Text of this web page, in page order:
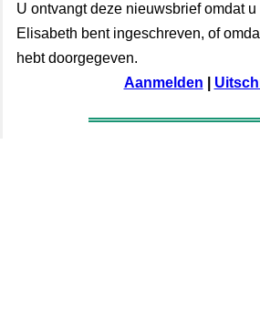
U ontvangt deze nieuwsbrief omdat
Elisabeth bent ingeschreven, of
hebt doorgegeven.
Aanmelden